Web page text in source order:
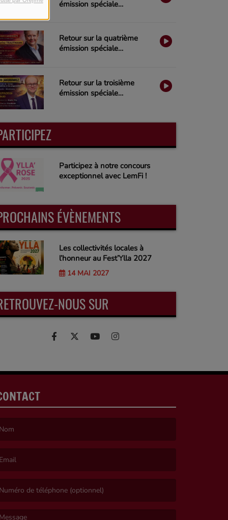
émission spéciale
Retour sur la quatrième
émission spéciale
Retour sur la troisième
émission spéciale
Participez à notre concours
exceptionnel avec LemFi !
ÉVÈNEMENTS
Les collectivités locales à
l’honneur au Fest’Ylla 2027
14 MAI 2027
NOUS SUR